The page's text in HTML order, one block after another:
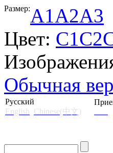
Размер:A1A2A3
Цвет: C1C2
Обычная
Русский
English Chinese(中文)